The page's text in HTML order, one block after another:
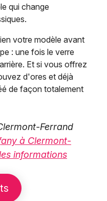
qui change
votre modèle avant
: une fois le verre
Et si vous offrez
d'ores et déjà
de façon totalement
Ferrand
à Clermont-
informations